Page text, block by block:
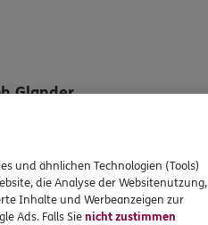
Glander
und ähnlichen Technologien (Tools)
die Analyse der Websitenutzung,
Inhalte und Werbeanzeigen zur
Ads. Falls Sienicht zustimmen